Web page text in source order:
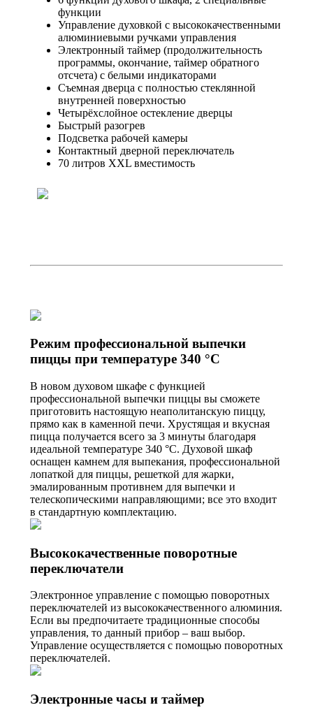
функции
Управление духовкой с высококачественными
алюминиевыми ручками управления
Электронный таймер (продолжительность
программы, окончание, таймер обратного
отсчета) с белыми индикаторами
Съемная дверца с полностью стеклянной
внутренней поверхностью
Четырёхслойное остекление дверцы
Быстрый разогрев
Подсветка рабочей камеры
Контактный дверной переключатель
70 литров XXL вместимость
Режим профессиональной выпечки
пиццы при температуре 340 °C
В новом духовом шкафе с функцией
профессиональной выпечки пиццы вы сможете
приготовить настоящую неаполитанскую пиццу,
прямо как в каменной печи. Хрустящая и вкусная
пицца получается всего за 3 минуты благодаря
идеальной температуре 340 °C. Духовой шкаф
оснащен камнем для выпекания, профессиональной
лопаткой для пиццы, решеткой для жарки,
эмалированным противнем для выпечки и
телескопическими направляющими; все это входит
в стандартную комплектацию.
Высококачественные поворотные
переключатели
Электронное управление с помощью поворотных
переключателей из высококачественного алюминия.
Если вы предпочитаете традиционные способы
управления, то данный прибор – ваш выбор.
Управление осуществляется с помощью поворотных
переключателей.
Электронные часы и таймер